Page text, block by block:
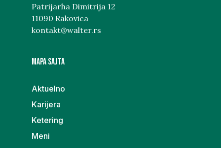
Patrijarha Dimitrija 12
11090 Rakovica
kontakt@walter.rs
MAPA SAJTA
Aktuelno
Karijera
Ketering
Meni
Poklon galerija